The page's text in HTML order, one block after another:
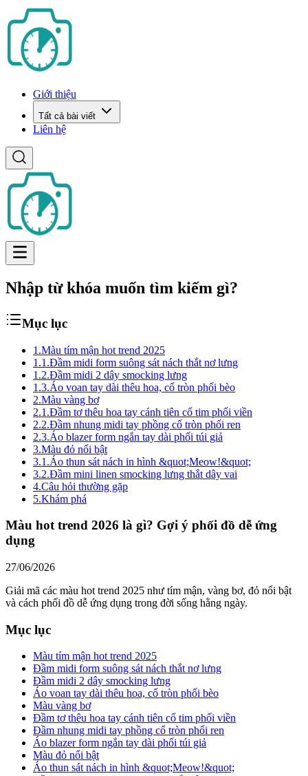
Giới thiệu
Tất cả bài viết
Liên hệ
Nhập từ khóa muốn tìm kiếm gì?
Mục lục
1.Màu tím mận hot trend 2025
1.1.Đầm midi form suông sát nách thắt nơ lưng
1.2.Đầm midi 2 dây smocking lưng
1.3.Áo voan tay dài thêu hoa, cổ tròn phối bèo
2.Màu vàng bơ
2.1.Đầm tơ thêu hoa tay cánh tiên cổ tim phối viền
2.2.Đầm nhung midi tay phồng cổ tròn phối ren
2.3.Áo blazer form ngắn tay dài phối túi giả
3.Màu đỏ nổi bật
3.1.Áo thun sát nách in hình &quot;Meow!&quot;
3.2.Đầm mini linen smocking lưng thắt dây vai
4.Câu hỏi thường gặp
5.Khám phá
Màu hot trend 2026 là gì? Gợi ý phối đồ dễ ứng
dụng
27/06/2026
Giải mã các màu hot trend 2025 như tím mận, vàng bơ, đỏ nổi bật
và cách phối đồ dễ ứng dụng trong đời sống hằng ngày.
Mục lục
Màu tím mận hot trend 2025
Đầm midi form suông sát nách thắt nơ lưng
Đầm midi 2 dây smocking lưng
Áo voan tay dài thêu hoa, cổ tròn phối bèo
Màu vàng bơ
Đầm tơ thêu hoa tay cánh tiên cổ tim phối viền
Đầm nhung midi tay phồng cổ tròn phối ren
Áo blazer form ngắn tay dài phối túi giả
Màu đỏ nổi bật
Áo thun sát nách in hình &quot;Meow!&quot;